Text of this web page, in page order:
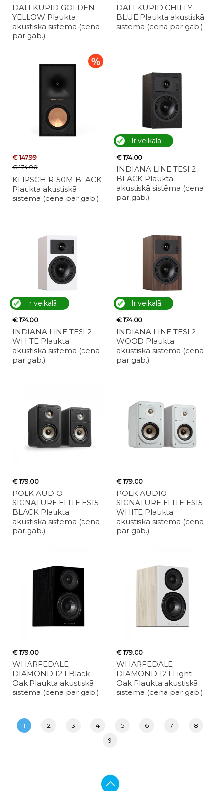
DALI KUPID GOLDEN
YELLOW Plaukta
akustiskā sistēma (cena
par gab.)
DALI KUPID CHILLY
BLUE Plaukta akustiskā
sistēma (cena par gab.)
€ 147.99
€ 174.00
KLIPSCH R-50M BLACK
Plaukta akustiskā
sistēma (cena par gab.)
Ir veikalā
€ 174.00
INDIANA LINE TESI 2
BLACK Plaukta
akustiskā sistēma (cena
par gab.)
Ir veikalā
€ 174.00
INDIANA LINE TESI 2
WHITE Plaukta
akustiskā sistēma (cena
par gab.)
Ir veikalā
€ 174.00
INDIANA LINE TESI 2
WOOD Plaukta
akustiskā sistēma (cena
par gab.)
€ 179.00
POLK AUDIO
SIGNATURE ELITE ES15
BLACK Plaukta
akustiskā sistēma (cena
par gab.)
€ 179.00
POLK AUDIO
SIGNATURE ELITE ES15
WHITE Plaukta
akustiskā sistēma (cena
par gab.)
€ 179.00
WHARFEDALE
DIAMOND 12.1 Black
Oak Plaukta akustiskā
sistēma (cena par gab.)
€ 179.00
WHARFEDALE
DIAMOND 12.1 Light
Oak Plaukta akustiskā
sistēma (cena par gab.)
1 2 3 4 5 6 7
8
9